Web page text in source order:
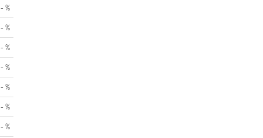
- %
- %
- %
- %
- %
- %
- %